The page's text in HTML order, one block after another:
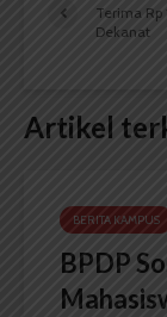
Terima Rp
Dekanat
Artikel
BERITA KAMPUS
BPDP